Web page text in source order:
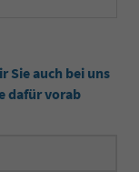
Sie auch bei uns
dafür vorab